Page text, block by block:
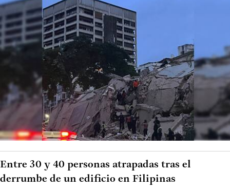
Entre 30 y 40 personas atrapadas tras el
derrumbe de un edificio en Filipinas